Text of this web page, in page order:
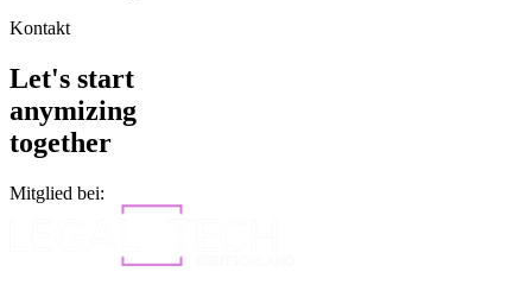
Kontakt
Let's start
anymizing
together
Mitglied bei: